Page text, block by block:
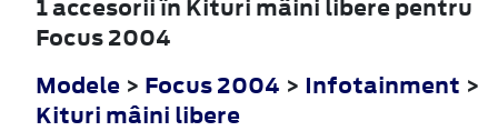
1 accesorii în Kituri mâini libere pentru
Focus 2004
Modele > Focus 2004 > Infotainment >
Kituri mâini libere